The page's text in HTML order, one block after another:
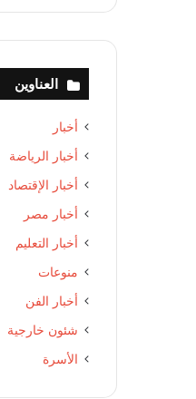
العناوين
أخبار
أخبار الرياضة
أخبار الإقتصاد
أخبار مصر
أخبار التعليم
منوعات
أخبار الفن
شئون خارجية
الأسرة